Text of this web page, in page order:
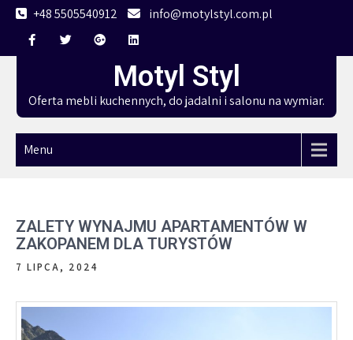
Skip
content
+48 5505540912 info@motylstyl.com.pl
Motyl Styl
Oferta mebli kuchennych, do jadalni i salonu na wymiar.
Menu
ZALETY WYNAJMU APARTAMENTÓW W
ZAKOPANEM DLA TURYSTÓW
7 LIPCA, 2024